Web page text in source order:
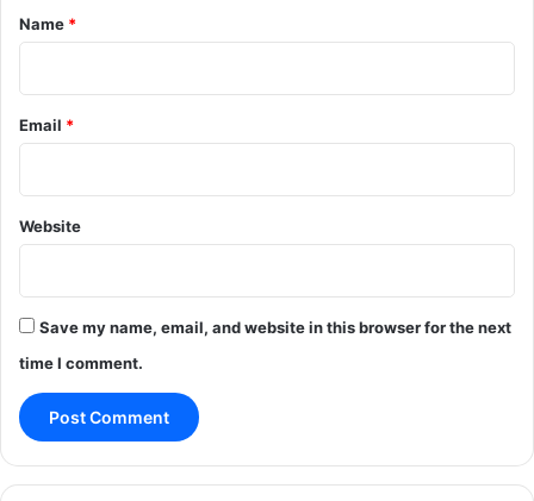
*
Name *
Email *
Website
Save my name, email, and website in this browser for the next
time I comment.